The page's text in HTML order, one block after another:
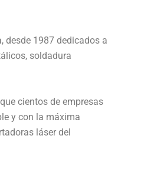
desde 1987 dedicados a
soldadura
cientos de empresas
y con la máxima
láser del